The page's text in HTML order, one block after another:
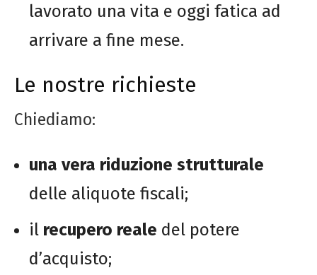
lavorato una vita e oggi fatica ad
arrivare a fine mese.
Le nostre richieste
Chiediamo:
una vera riduzione strutturale
delle aliquote fiscali;
il recupero reale del potere
d’acquisto;